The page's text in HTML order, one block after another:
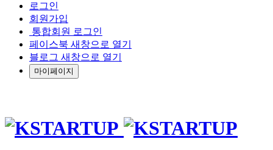
로그인
회원가입
통합회원 로그인
페이스북 새창으로 열기
블로그 새창으로 열기
마이페이지